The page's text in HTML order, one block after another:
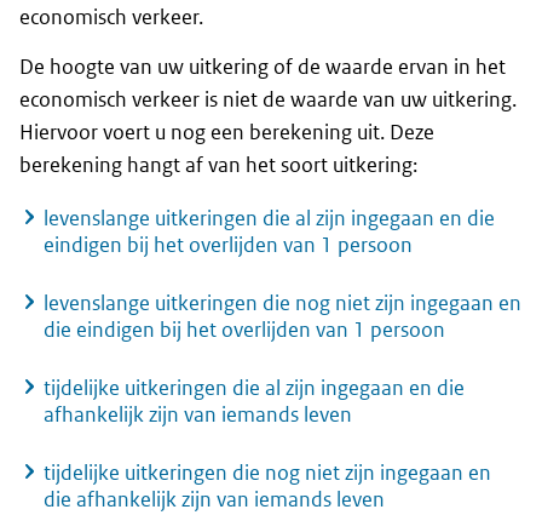
economisch verkeer.
De hoogte van uw uitkering of de waarde ervan in het
economisch verkeer is niet de waarde van uw uitkering.
Hiervoor voert u nog een berekening uit. Deze
berekening hangt af van het soort uitkering:
levenslange uitkeringen die al zijn ingegaan en die
eindigen bij het overlijden van 1 persoon
levenslange uitkeringen die nog niet zijn ingegaan en
die eindigen bij het overlijden van 1 persoon
tijdelijke uitkeringen die al zijn ingegaan en die
afhankelijk zijn van iemands leven
tijdelijke uitkeringen die nog niet zijn ingegaan en
die afhankelijk zijn van iemands leven